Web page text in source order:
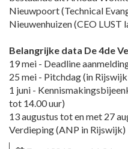
Nieuwpoort (Technical
Nieuwenhuizen (CEO LUST
Belangrijke data De 4de
19 mei - Deadline
25 mei - Pitchdag (in
1 juni -
tot 14.00 uur)
13 augustus tot en met 27
Verdieping (ANP in Rijswijk)